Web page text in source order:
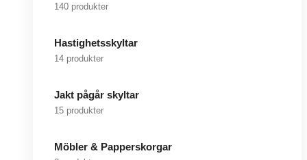
140 produkter
Hastighetsskyltar
14 produkter
Jakt pågår skyltar
15 produkter
Möbler & Papperskorgar